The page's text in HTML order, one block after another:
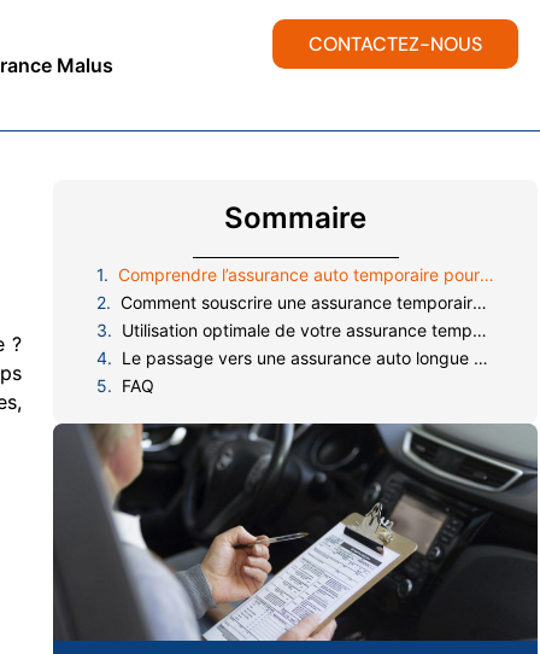
Malus
CONTACTEZ-NOUS
?
Sommaire
Comprendre l’assurance auto temporaire pour un achat de véhicule
Comment souscrire une assurance temporaire pour votre nouveau véhicule
Utilisation optimale de votre assurance temporaire lors de l’achat
Le passage vers une assurance auto longue durée
FAQ